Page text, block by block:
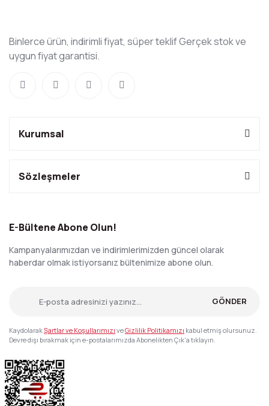
Binlerce ürün, indirimli fiyat, süper teklif Gerçek stok ve
uygun fiyat garantisi.
Kurumsal
Sözleşmeler
E-Bültene Abone Olun!
Kampanyalarımızdan ve indirimlerimizden güncel olarak
haberdar olmak istiyorsanız bültenimize abone olun.
GÖNDER
KaydolarakŞartlar ve Koşullarımızı veGizlilik Politikamızı kabul etmiş olursunuz.
Devre dışı bırakmak için e-postalarımızda Abonelikten Çık'a tıklayın.